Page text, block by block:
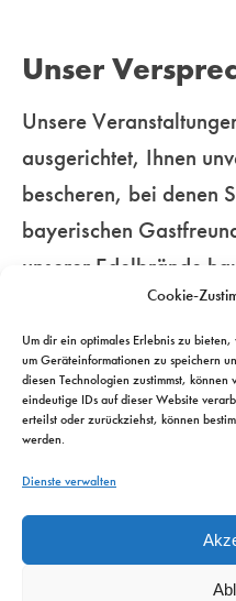
Cookie-
Um dir ein optimales Erlebnis zu
um Geräteinformationen zu speichern
diesen Technologien zustimmst,
eindeutige IDs auf dieser Website
erteilst oder zurückziehst, können
werden.
Dienste verwalten
unterhaltsame
Mehr
Unser
Unsere
ausgerichtet, Ihnen
bescheren, bei denen
bayerischen
unserer Edelbrände